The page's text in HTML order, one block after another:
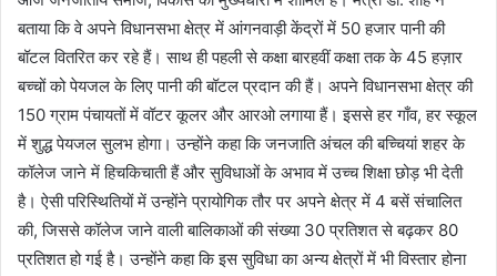
बताया कि वे अपने विधानसभा क्षेत्र में आंगनवाड़ी केंद्रों में 50 हजार पानी की
बॉटल वितरित कर रहे हैं। साथ ही पहली से कक्षा बारहवीं कक्षा तक के 45 हज़ार
बच्चों को पेयजल के लिए पानी की बॉटल प्रदान की हैं। अपने विधानसभा क्षेत्र की
150 ग्राम पंचायतों में वॉटर कूलर और आरओ लगाया हैं। इससे हर गाँव, हर स्कूल
में शुद्ध पेयजल सुलभ होगा। उन्होंने कहा कि जनजाति अंचल की बच्चियां शहर के
कॉलेज जाने में हिचकिचाती हैं और सुविधाओं के अभाव में उच्च शिक्षा छोड़ भी देती
है। ऐसी परिस्थितियों में उन्होंने प्रायोगिक तौर पर अपने क्षेत्र में 4 बसें संचालित
की, जिससे कॉलेज जाने वाली बालिकाओं की संख्या 30 प्रतिशत से बढ़कर 80
प्रतिशत हो गई है। उन्होंने कहा कि इस सुविधा का अन्य क्षेत्रों में भी विस्तार होना